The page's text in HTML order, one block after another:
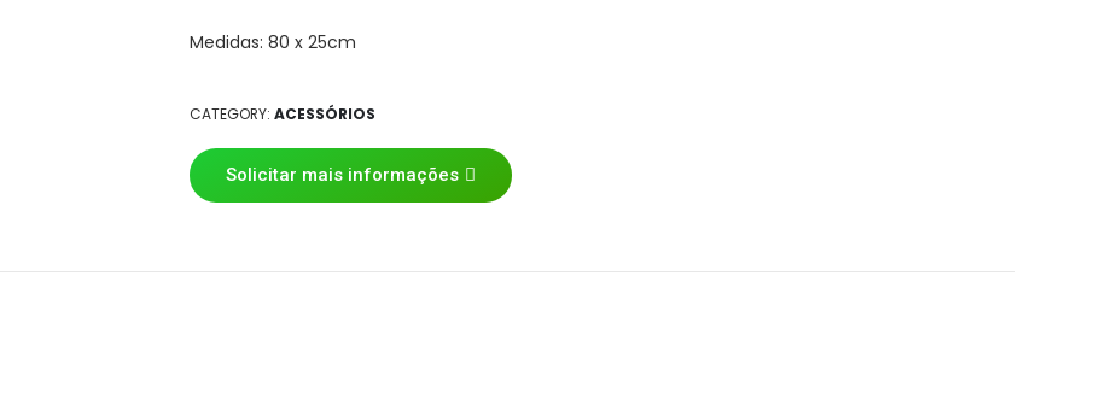
Medidas: 80 x 25cm
CATEGORY: ACESSÓRIOS
Solicitar mais informações